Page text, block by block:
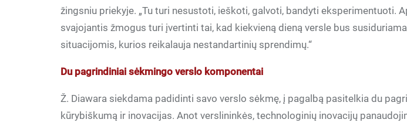
žingsniu priekyje. „Tu turi nesustoti, ieškoti, galvoti, bandyti eksperimentuoti.
svajojantis žmogus turi įvertinti tai, kad kiekvieną dieną versle bus
situacijomis, kurios reikalauja nestandartinių sprendimų.“
Du pagrindiniai sėkmingo verslo komponentai
Ž. Diawara siekdama padidinti savo verslo sėkmę, į pagalbą pasitelkia du
kūrybiškumą ir inovacijas. Anot verslininkės, technologinių inovacijų